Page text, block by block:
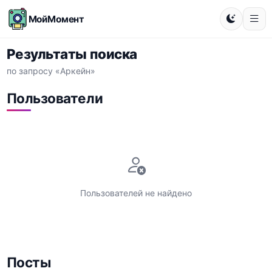
МойМомент
Результаты поиска
по запросу «Аркейн»
Пользователи
Пользователей не найдено
Посты